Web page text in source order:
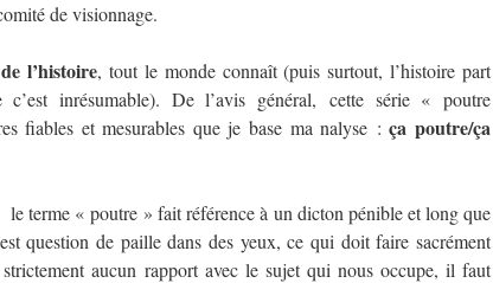
de visionnage.
l’histoire, tout le monde connaît (puis surtout, l’histoire part
inrésumable). De l’avis général, cette série « poutre
fiables et mesurables que je base ma nalyse :ça poutre/ça
terme « poutre » fait référence à un dicton pénible et long que
question de paille dans des yeux, ce qui doit faire sacrément
aucun rapport avec le sujet qui nous occupe, il faut